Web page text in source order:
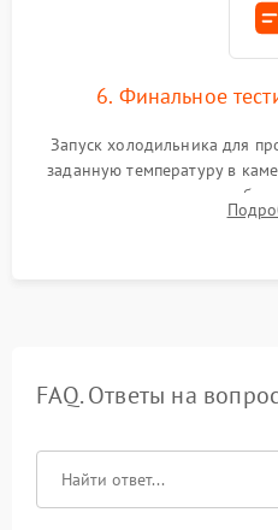
6. Финальное
Запуск холодильника для
заданную температуру в
компрессора, отсутствия
срабатывания системы
FAQ. Ответы на